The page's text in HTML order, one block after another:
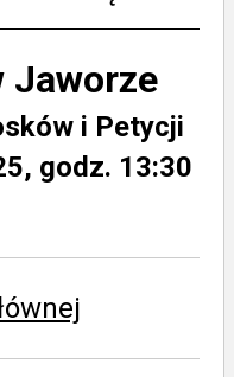
Jaworze
i Petycji
godz. 13:30